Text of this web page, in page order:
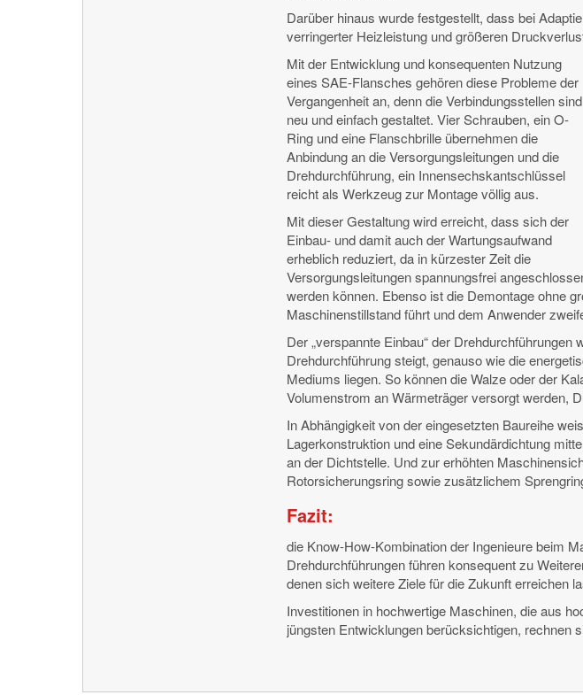
Darüber hinaus wurde festgestellt, dass bei
verringerter Heizleistung und größeren
Mit der Entwicklung und konsequenten Nutzung
eines SAE-Flansches gehören diese Probleme der
Vergangenheit an, denn die Verbindungsstellen sind
neu und einfach gestaltet. Vier Schrauben, ein O-
Ring und eine Flanschbrille übernehmen die
Anbindung an die Versorgungsleitungen und die
Drehdurchführung, ein Innensechskantschlüssel
reicht als Werkzeug zur Montage völlig aus.
Mit dieser Gestaltung wird erreicht, dass sich der
Einbau- und damit auch der Wartungsaufwand
erheblich reduziert, da in kürzester Zeit die
Versorgungsleitungen spannungsfrei
werden können. Ebenso ist die Demontage ohne
Maschinenstillstand führt und dem Anwender
Der „verspannte Einbau“ der
Drehdurchführung steigt, genauso wie die
Mediums liegen. So können die Walze oder der
Volumenstrom an Wärmeträger versorgt werden,
In Abhängigkeit von der eingesetzten Baureihe
Lagerkonstruktion und eine Sekundärdichtung
an der Dichtstelle. Und zur erhöhten
Rotorsicherungsring sowie zusätzlichem
Fazit:
die Know-How-Kombination der Ingenieure beim
Drehdurchführungen führen konsequent zu
denen sich weitere Ziele für die Zukunft erreichen
Investitionen in hochwertige Maschinen, die aus
jüngsten Entwicklungen berücksichtigen, rechnen